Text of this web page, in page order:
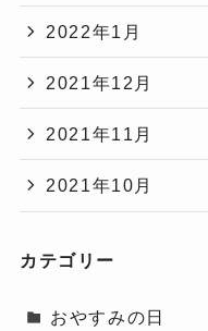
2022年1月
2021年12月
2021年11月
2021年10月
カテゴリー
おやすみの日